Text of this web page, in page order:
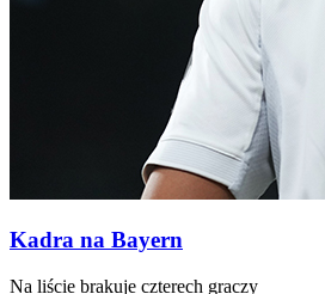
Kadra na Bayern
Na liście brakuje czterech graczy